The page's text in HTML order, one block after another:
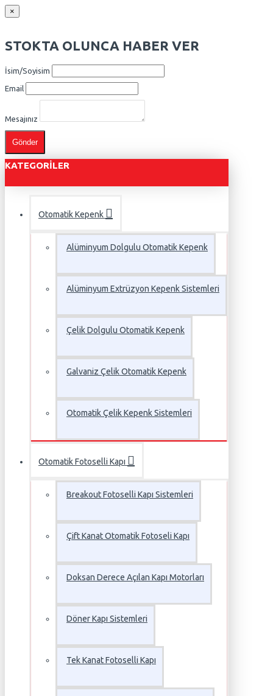
×
STOKTA OLUNCA HABER VER
İsim/Soyisim
Email
Mesajınız
Gönder
KATEGORILER
Otomatik Kepenk
Alüminyum Dolgulu Otomatik Kepenk
Alüminyum Extrüzyon Kepenk Sistemleri
Çelik Dolgulu Otomatik Kepenk
Galvaniz Çelik Otomatik Kepenk
Otomatik Çelik Kepenk Sistemleri
Otomatik Fotoselli Kapı
Breakout Fotoselli Kapı Sistemleri
Çift Kanat Otomatik Fotoseli Kapı
Doksan Derece Açılan Kapı Motorları
Döner Kapı Sistemleri
Tek Kanat Fotoselli Kapı